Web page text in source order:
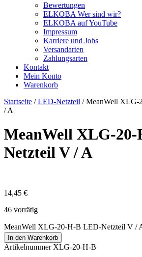
Bewertungen
ELKOBA Wer sind wir?
ELKOBA auf YouTube
Impressum
Karriere und Jobs
Versandarten
Zahlungsarten
Kontakt
Mein Konto
Warenkorb
Startseite /LED-Netzteil / MeanWell
/ A
MeanWell XLG-
Netzteil V / A
14,45 €
46 vorrätig
MeanWell XLG-20-H-B LED-Netzteil V /
In den Warenkorb
Artikelnummer XLG-20-H-B